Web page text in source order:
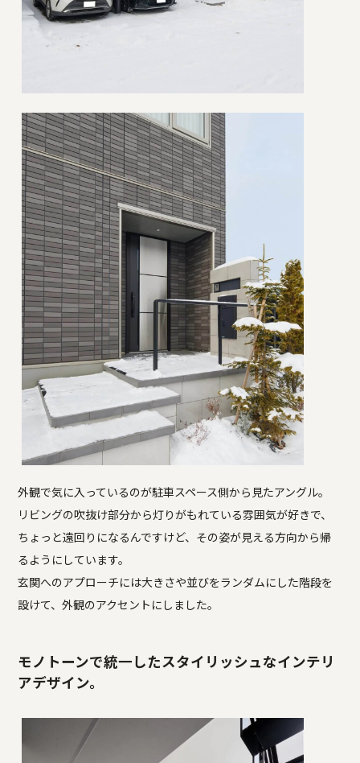
外観で気に入っているのが駐車スペース側から見たアングル。
リビングの吹抜け部分から灯りがもれている雰囲気が好きで、
ちょっと遠回りになるんですけど、その姿が見える方向から帰
るようにしています。
玄関へのアプローチには大きさや並びをランダムにした階段を
設けて、外観のアクセントにしました。
モノトーンで統一したスタイリッシュなインテリ
アデザイン。